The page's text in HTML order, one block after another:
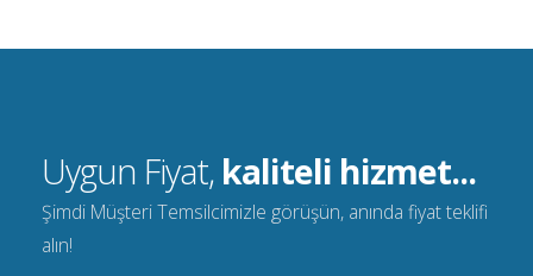
Uygun Fiyat, kaliteli hizmet...
Şimdi Müşteri Temsilcimizle görüşün, anında fiyat teklifi
alın!